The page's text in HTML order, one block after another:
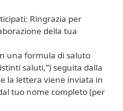
Ringrazia per
della tua
una formula di saluto
saluti,”) seguita dalla
la lettera viene inviata in
tuo nome completo (per